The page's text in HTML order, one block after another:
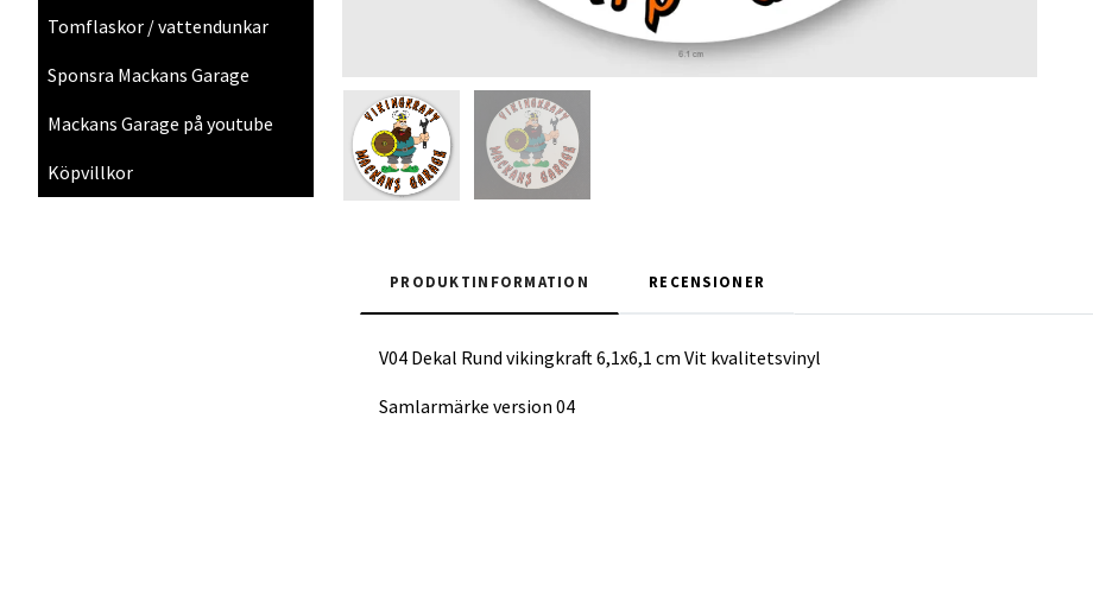
Tomflaskor / vattendunkar
Sponsra Mackans Garage
Mackans Garage på youtube
Köpvillkor
PRODUKTINFORMATION RECENSIONER
V04 Dekal Rund vikingkraft 6,1x6,1 cm Vit kvalitetsvinyl
Samlarmärke version 04